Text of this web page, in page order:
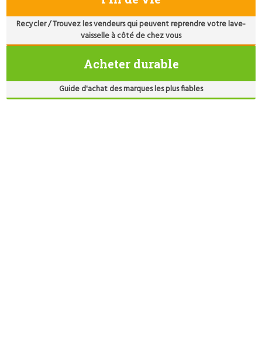
Recycler / Trouvez les vendeurs qui peuvent reprendre votre lave-
vaisselle à côté de chez vous
Acheter durable
Guide d'achat des marques les plus fiables